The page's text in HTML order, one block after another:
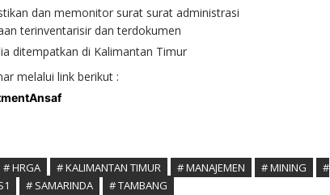
dan memonitor surat surat administrasi
terinventarisir dan terdokumen
ditempatkan di Kalimantan Timur
melalui link berikut :
# HRGA # KALIMANTAN TIMUR # MANAJEMEN # MINING
#
# SAMARINDA # TAMBANG